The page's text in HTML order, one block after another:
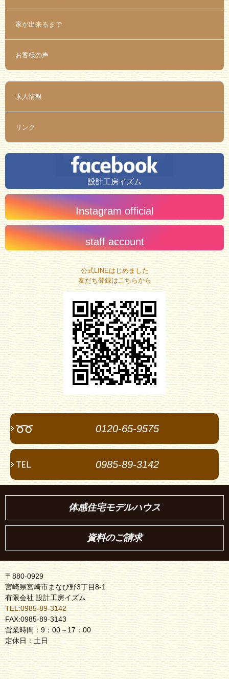
家が出来るまで
お客様の声
求人情報
リンク
設計工房イズム
Instagram official
staff account
公式LINEはじめました
友だち登録はこちらから
0120-65-9575
0985-89-3142
体感住宅モデルハウス
資料のご請求
〒880-0929
宮崎県宮崎市まなび野3丁目8-1
有限会社 設計工房イズム
TEL:0985-89-3142
FAX:0985-89-3143
営業時間：9：00～17：00
定休日：土日